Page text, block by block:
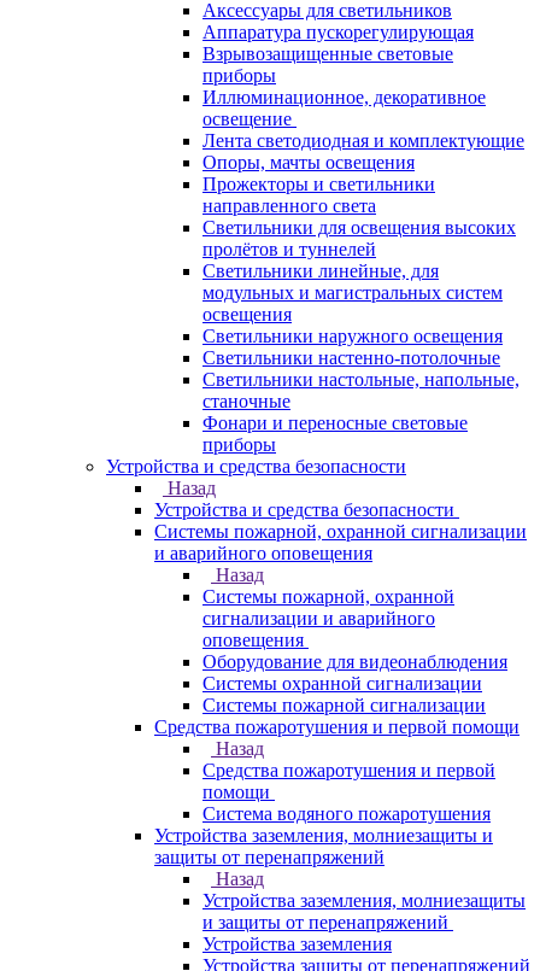
Аксессуары для светильников
Аппаратура пускорегулирующая
Взрывозащищенные световые
приборы
Иллюминационное, декоративное
освещение
Лента светодиодная и комплектующие
Опоры, мачты освещения
Прожекторы и светильники
направленного света
Светильники для освещения высоких
пролётов и туннелей
Светильники линейные, для
модульных и магистральных систем
освещения
Светильники наружного освещения
Светильники настенно-потолочные
Светильники настольные, напольные,
станочные
Фонари и переносные световые
приборы
Устройства и средства безопасности
Назад
Устройства и средства безопасности
Системы пожарной, охранной сигнализации
и аварийного оповещения
Назад
Системы пожарной, охранной
сигнализации и аварийного
оповещения
Оборудование для видеонаблюдения
Системы охранной сигнализации
Системы пожарной сигнализации
Средства пожаротушения и первой помощи
Назад
Средства пожаротушения и первой
помощи
Система водяного пожаротушения
Устройства заземления, молниезащиты и
защиты от перенапряжений
Назад
Устройства заземления, молниезащиты
и защиты от перенапряжений
Устройства заземления
Устройства защиты от перенапряжений